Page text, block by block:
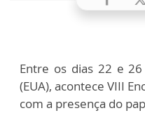
Entre os dias 22 e
(EUA), acontece VIII
com a presença do